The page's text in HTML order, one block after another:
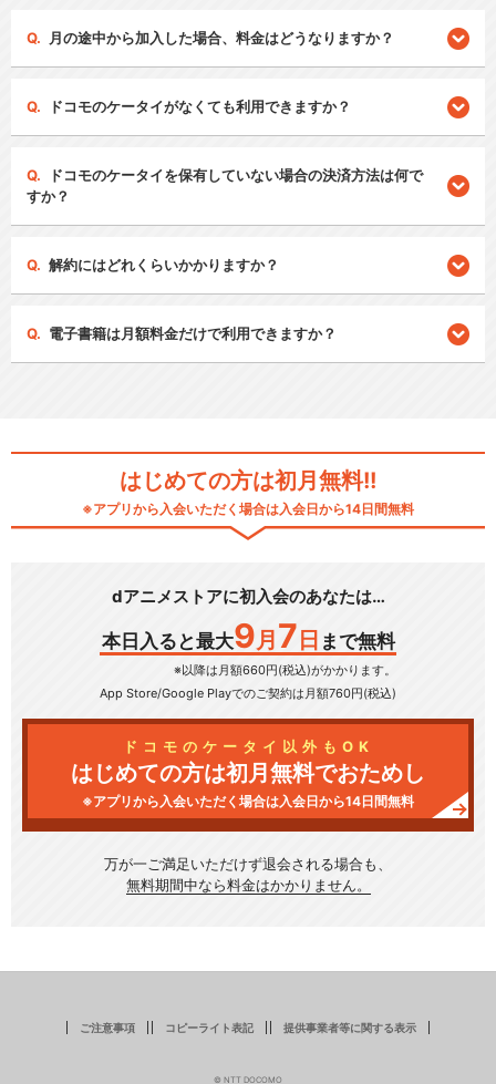
月の途中から加入した場合、料金はどうなりますか？
ドコモのケータイがなくても利用できますか？
ドコモのケータイを保有していない場合の決済方法は何で
すか？
解約にはどれくらいかかりますか？
電子書籍は月額料金だけで利用できますか？
はじめての方は初月無料!!
※アプリから入会いただく場合は入会日から14日間無料
dアニメストアに初入会のあなたは…
本日入ると最大9 月 7 日 まで無料
※以降は月額660円(税込)がかかります。
App Store/Google Playでのご契約は月額760円(税込)
ドコモのケータイ以外もOK
はじめての方は初月無料でおためし
※アプリから入会いただく場合は入会日から14日間無料
万が一ご満足いただけず退会される場合も、
無料期間中なら料金はかかりません。
ご注意事項 コピーライト表記 提供事業者等に関する表示
© NTT DOCOMO